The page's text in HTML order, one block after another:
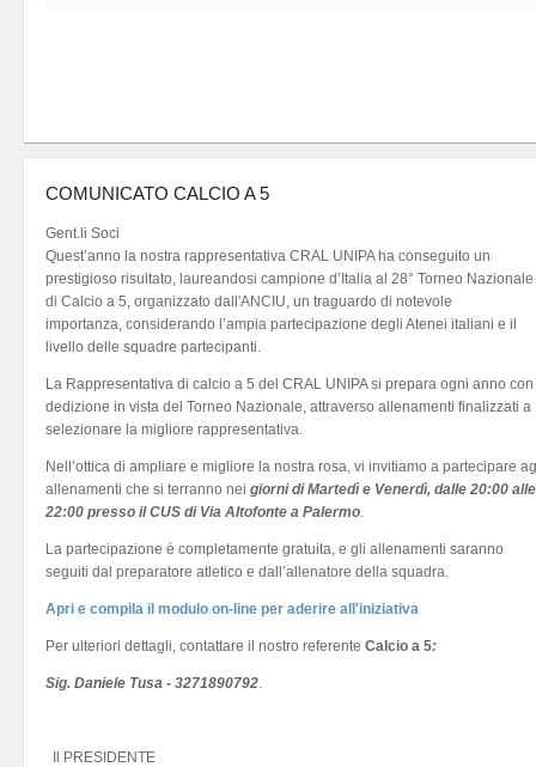
COMUNICATO CALCIO A 5
Gent.li Soci
Quest’anno la nostra rappresentativa CRAL UNIPA ha conseguito un
prestigioso risultato, laureandosi campione d’Italia al 28° Torneo Nazionale
di Calcio a 5, organizzato dall'ANCIU, un traguardo di notevole
importanza, considerando l’ampia partecipazione degli Atenei italiani e il
livello delle squadre partecipanti.
La Rappresentativa di calcio a 5 del CRAL UNIPA si prepara ogni anno con
dedizione in vista del Torneo Nazionale, attraverso allenamenti finalizzati a
selezionare la migliore rappresentativa.
Nell’ottica di ampliare e migliore la nostra rosa, vi invitiamo a partecipare
allenamenti che si terranno nei giorni di Martedì e Venerdì, dalle 20:00 alle
22:00 presso il CUS di Via Altofonte a Palermo.
La partecipazione è completamente gratuita, e gli allenamenti saranno
seguiti dal preparatore atletico e dall’allenatore della squadra.
Apri e compila il modulo on-line per aderire all'iniziativa
Per ulteriori dettagli, contattare il nostro referente Calcio a 5:
Sig. Daniele Tusa - 3271890792.
Il PRESIDENTE